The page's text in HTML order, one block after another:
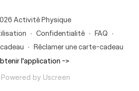
Activité Physique
∙ Confidentialité ∙ FAQ ∙
∙ Réclamer une carte-cadeau
l'application ->
Powered by Uscreen